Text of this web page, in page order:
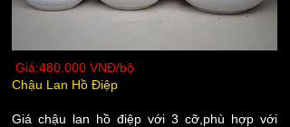
Giá:480.000 VNĐ/bộ
Chậu Lan Hồ Điệp
Giá chậu lan hồ điệp với 3 cỡ,phù hợp với